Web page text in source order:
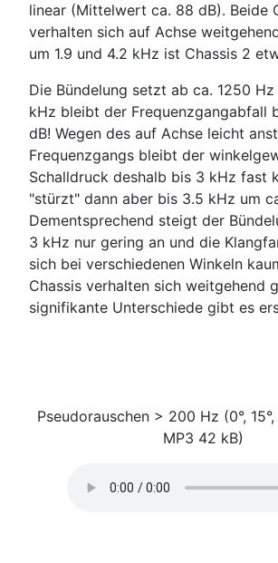
linear (Mittelwert ca. 88 dB). Beide
verhalten sich auf Achse
um 1.9 und 4.2 kHz ist Chassis 2
Die Bündelung setzt ab ca. 1250
kHz bleibt der Frequenzgangabfall
dB! Wegen des auf Achse leicht
Frequenzgangs bleibt der
Schalldruck deshalb bis 3 kHz fast
"stürzt" dann aber bis 3.5 kHz um
Dementsprechend steigt der
3 kHz nur gering an und die
sich bei verschiedenen Winkeln
Chassis verhalten sich weitgehend
signifikante Unterschiede gibt es
Pseudorauschen > 200 Hz (0°, 15°,
MP3 42 kB)